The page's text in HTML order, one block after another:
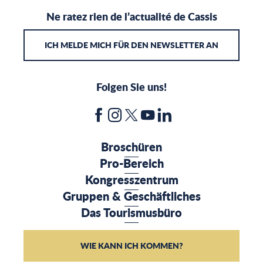
Ne ratez rien de l’actualité de Cassis
ICH MELDE MICH FÜR DEN NEWSLETTER AN
Folgen Sie uns!
Broschüren
Pro-Bereich
Kongresszentrum
Gruppen & Geschäftliches
Das Tourismusbüro
WIE KANN ICH KOMMEN?